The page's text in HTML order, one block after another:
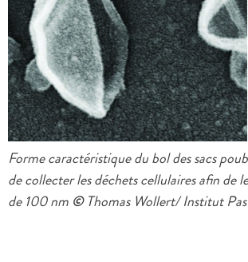
Forme caractéristique du bol des sacs
de collecter les déchets cellulaires afin de
de 100 nm ©Thomas Wollert/ Institut